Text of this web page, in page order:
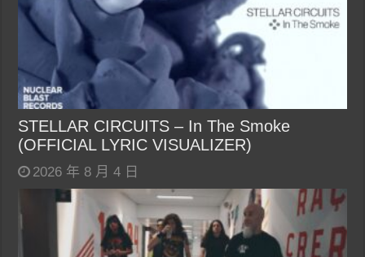
STELLAR CIRCUITS – In The Smoke
(OFFICIAL LYRIC VISUALIZER)
2026 年 8 月 4 日